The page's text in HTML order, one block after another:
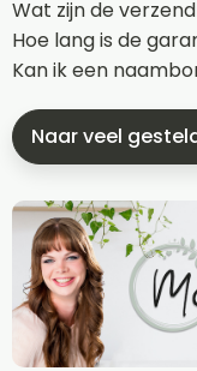
Wat zijn de
Hoe lang is de
Kan ik een
Naar veel